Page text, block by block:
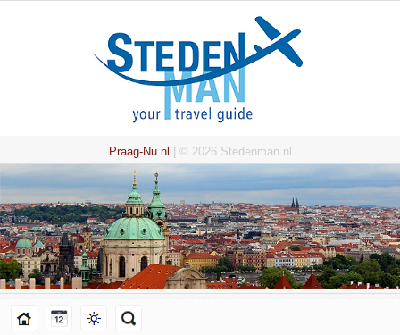
Praag-Nu.nl | © 2026 Stedenman.nl